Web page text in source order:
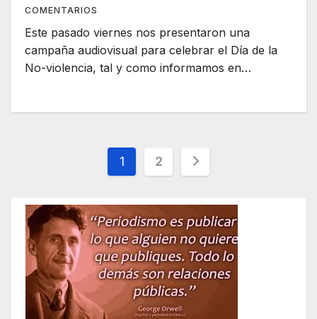
COMENTARIOS
Este pasado viernes nos presentaron una
campaña audiovisual para celebrar el Día de la
No-violencia, tal y como informamos en…
Paginación
entradas
1 2